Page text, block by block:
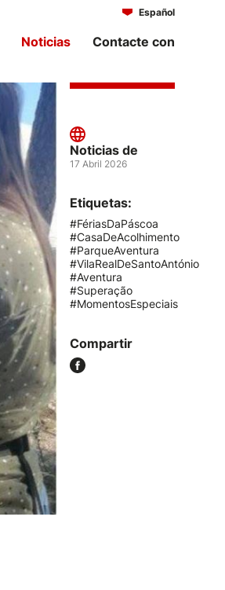
Noticias Contacte con
Español
Português
Noticias de
17 Abril 2026
Etiquetas:
#FériasDaPáscoa
#CasaDeAcolhimento
#ParqueAventura
#VilaRealDeSantoAntónio
#Aventura
#Superação
#MomentosEspeciais
Compartir